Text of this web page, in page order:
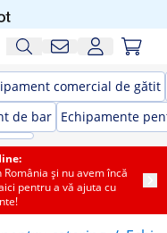
comercial de gătit
de bar Echipamente
și nu avem încă
pentru a vă ajuta cu